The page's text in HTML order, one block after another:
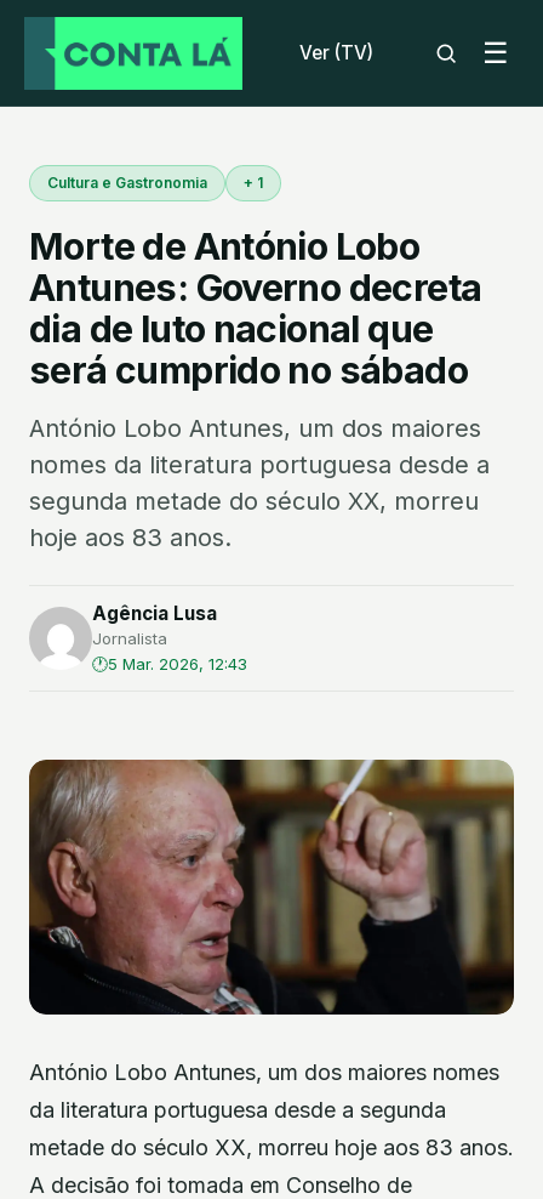
Ver (TV) ☰
Cultura e Gastronomia + 1
Morte de António Lobo
Antunes: Governo decreta
dia de luto nacional que
será cumprido no sábado
António Lobo Antunes, um dos maiores
nomes da literatura portuguesa desde a
segunda metade do século XX, morreu
hoje aos 83 anos.
Agência Lusa
Jornalista
5 Mar. 2026, 12:43
António Lobo Antunes, um dos maiores nomes
da literatura portuguesa desde a segunda
metade do século XX, morreu hoje aos 83 anos.
A decisão foi tomada em Conselho de